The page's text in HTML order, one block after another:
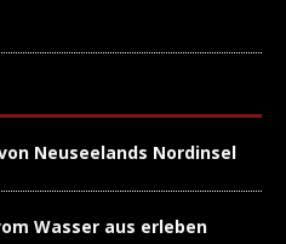
Neuseelands Nordinsel
Wasser aus erleben